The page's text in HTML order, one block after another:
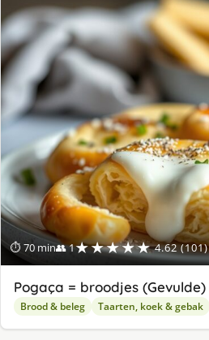
⏱ 70 min👥 1★★★★★ 4.62 (101)
Pogaça = broodjes (Gevulde)
Brood & beleg Taarten, koek & gebak